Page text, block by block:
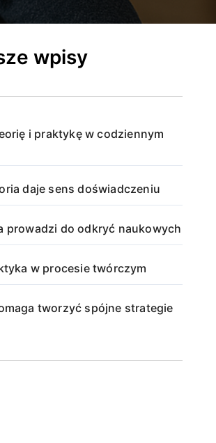
wpisy
i praktykę w codziennym
daje sens doświadczeniu
prowadzi do odkryć naukowych
w procesie twórczym
tworzyć spójne strategie